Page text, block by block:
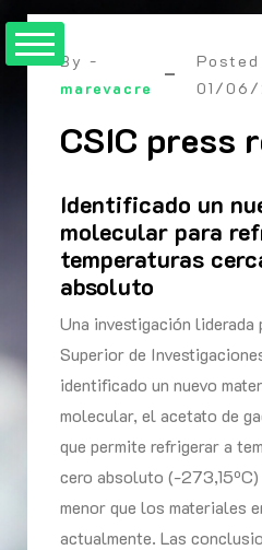
Skip
By -
marevacre
Posted
01/06/
CSIC press
Identificado un
molecular para
temperaturas
absoluto
Una investigación
Superior de
identificado un nuevo
molecular, el acetato de
que permite refrigerar a
cero absoluto (-273,15ºC)
menor que los materiales
actualmente. Las